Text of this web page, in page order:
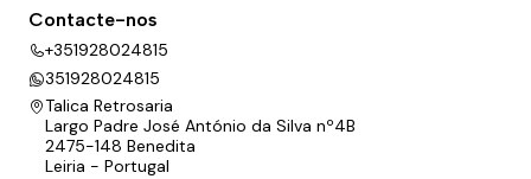
Contacte-nos
+351928024815
351928024815
Talica Retrosaria
Largo Padre José António da Silva nº4B
2475-148 Benedita
Leiria - Portugal